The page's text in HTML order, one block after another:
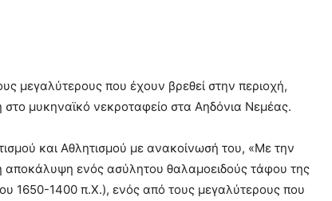
μεγαλύτερους που έχουν βρεθεί στην περιοχή,
μυκηναϊκό νεκροταφείο στα Αηδόνια Νεμέας.
και Αθλητισμού με ανακοίνωσή του, «Με την
ενός ασύλητου θαλαμοειδούς τάφου της
1650-1400 π.Χ.), ενός από τους μεγαλύτερους που